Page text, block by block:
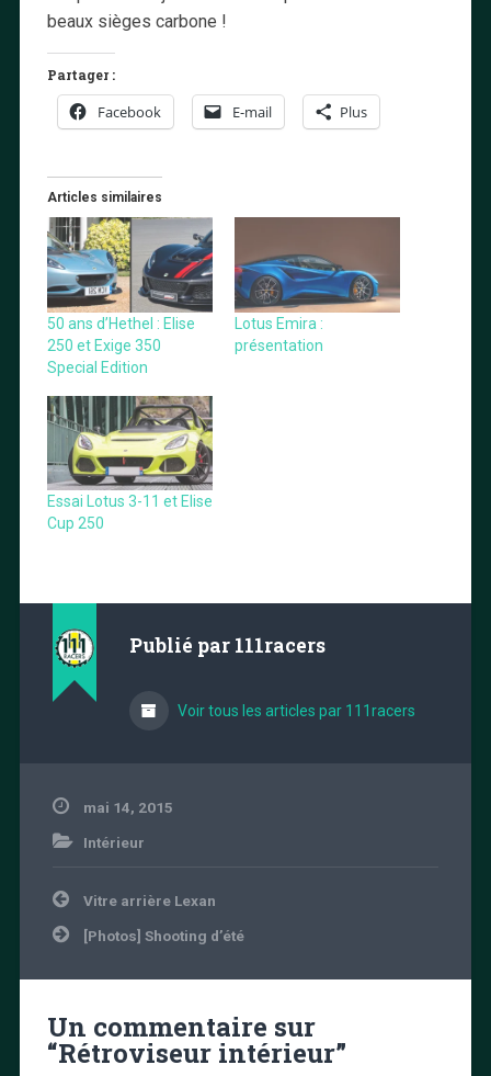
beaux sièges carbone !
Partager :
Facebook E-mail Plus
Articles similaires
50 ans d’Hethel : Elise
250 et Exige 350
Special Edition
Lotus Emira :
présentation
Essai Lotus 3-11 et Elise
Cup 250
Publié par 111racers
Voir tous les articles par 111racers
mai 14, 2015
Intérieur
Navigation
de
l’article
Vitre arrière Lexan
[Photos] Shooting d’été
Un commentaire sur
“Rétroviseur intérieur”